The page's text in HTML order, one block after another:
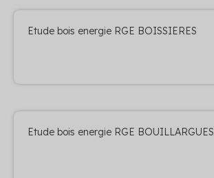
Etude bois energie RGE BOISSIERES
Etude bois energie RGE BOUILLARGUES